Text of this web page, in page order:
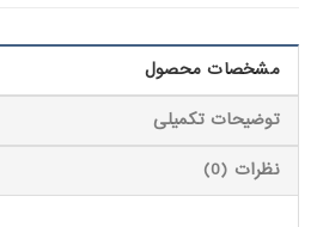
مشخصات محصول
توضیحات تکمیلی
نظرات (0)